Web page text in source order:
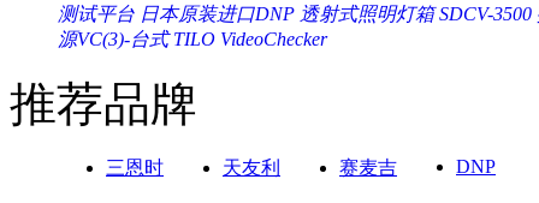
测试平台 日本原装进口DNP 透射式照明灯箱 SDCV-3500
源VC(3)-台式 TILO VideoChecker
推荐品牌
三恩时 天友利 赛麦吉 DNP